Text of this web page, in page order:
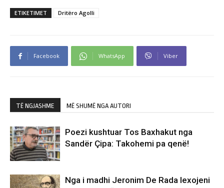
ETIKETIMET Dritëro Agolli
Facebook WhatsApp Viber
TË NGJASHME MË SHUMË NGA AUTORI
Poezi kushtuar Tos Baxhakut nga
Sandër Çipa: Takohemi pa qenë!
Nga i madhi Jeronim De Rada lexojeni